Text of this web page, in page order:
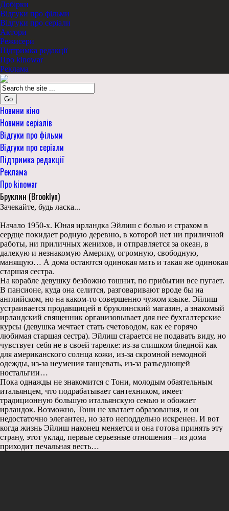
Добірки
Відгуки про фільми
Відгуки про серіали
Актори
Режисери
Підтримка редакції
Про kinowar
Реклама
Go
Новини кіно
Новини серіалів
Відгуки про фільми
Відгуки про серіали
Підтримка редакції
Реклама
Про kinowar
Бруклин (Brooklyn)
Зачекайте, будь ласка...
Начало 1950-х. Юная ирландка Эйлиш с болью и страхом в
сердце покидает родную деревню, в которой нет ни приличной
работы, ни приличных женихов, и отправляется за океан, в
далекую и незнакомую Америку, огромную, свободную,
манящую… А дома остаются одинокая мать и такая же одинокая
старшая сестра.
На корабле девушку безбожно тошнит, по прибытии все пугает.
В пансионе, куда она селится, разговаривают вроде бы на
английском, но на каком-то совершенно чужом языке. Эйлиш
устраивается продавщицей в бруклинский магазин, а знакомый
ирландский священник организовывает для нее бухгалтерские
курсы (девушка мечтает стать счетоводом, как ее горячо
любимая старшая сестра). Эйлиш старается не подавать виду, но
чувствует себя не в своей тарелке: из-за слишком бледной как
для американского солнца кожи, из-за скромной немодной
одежды, из-за неумения танцевать, из-за разъедающей
ностальгии…
Пока однажды не знакомится с Тони, молодым обаятельным
итальянцем, что подрабатывает сантехником, имеет
традиционную большую итальянскую семью и обожает
ирландок. Возможно, Тони не хватает образования, и он
недостаточно элегантен, но зато неподдельно искренен. И вот
когда жизнь Эйлиш наконец меняется и она готова принять эту
страну, этот уклад, первые серьезные отношения – из дома
приходит печальная весть…